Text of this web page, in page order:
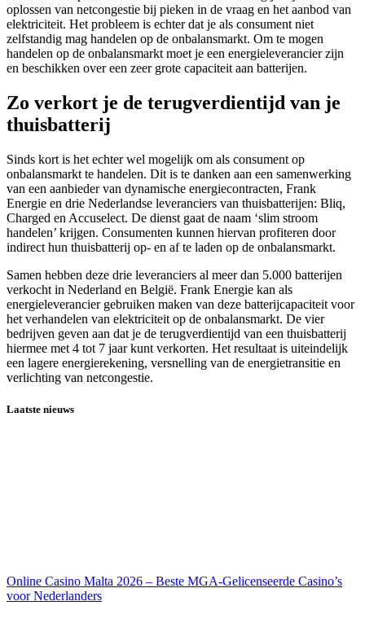
oplossen van netcongestie bij pieken in de vraag en het aanbod van
elektriciteit. Het probleem is echter dat je als consument niet
zelfstandig mag handelen op de onbalansmarkt. Om te mogen
handelen op de onbalansmarkt moet je een energieleverancier zijn
en beschikken over een zeer grote capaciteit aan batterijen.
Zo verkort je de terugverdientijd van je
thuisbatterij
Sinds kort is het echter wel mogelijk om als consument op
onbalansmarkt te handelen. Dit is te danken aan een samenwerking
van een aanbieder van dynamische energiecontracten, Frank
Energie en drie Nederlandse leveranciers van thuisbatterijen: Bliq,
Charged en Accuselect. De dienst gaat de naam ‘slim stroom
handelen’ krijgen. Consumenten kunnen hiervan profiteren door
indirect hun thuisbatterij op- en af te laden op de onbalansmarkt.
Samen hebben deze drie leveranciers al meer dan 5.000 batterijen
verkocht in Nederland en België. Frank Energie kan als
energieleverancier gebruiken maken van deze batterijcapaciteit voor
het verhandelen van elektriciteit op de onbalansmarkt. De vier
bedrijven geven aan dat je de terugverdientijd van een thuisbatterij
hiermee met 4 tot 7 jaar kunt verkorten. Het resultaat is uiteindelijk
een lagere energierekening, versnelling van de energietransitie en
verlichting van netcongestie.
Laatste nieuws
Online Casino Malta 2026 – Beste MGA-Gelicenseerde Casino’s
voor Nederlanders